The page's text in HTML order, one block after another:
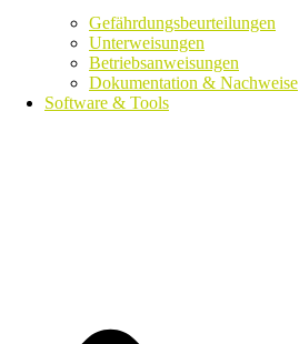
Gefährdungsbeurteilungen
Unterweisungen
Betriebsanweisungen
Dokumentation & Nachweise
Software & Tools